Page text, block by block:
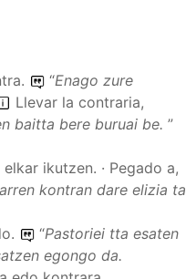
“Enago zure
Llevar la contraria,
baitta bere buruai be. ”
elkar ikutzen. · Pegado a,
kontran dare elizia ta
“Pastoriei tta esaten
egongo da.